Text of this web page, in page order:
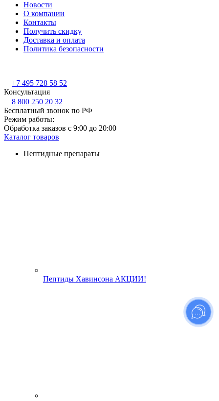
Новости
О компании
Контакты
Получить скидку
Доставка и оплата
Политика безопасности
+7 495 728 58 52
Консультация
8 800 250 20 32
Бесплатный звонок по РФ
Режим работы:
Обработка заказов с 9:00 до 20:00
Каталог товаров
Пептидные препараты
Пептиды Хавинсона АКЦИИ!